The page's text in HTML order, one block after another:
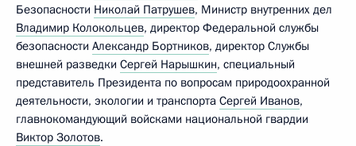
Безопасности Николай Патрушев, Министр внутренних дел
Владимир Колокольцев, директор Федеральной службы
безопасности Александр Бортников, директор Службы
внешней разведки Сергей Нарышкин, специальный
представитель Президента по вопросам природоохранной
деятельности, экологии и транспорта Сергей Иванов,
главнокомандующий войсками национальной гвардии
Виктор Золотов.